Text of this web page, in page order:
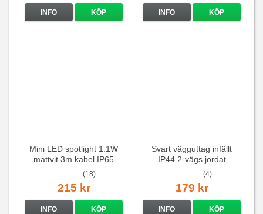
INFO KÖP INFO KÖP
Mini LED spotlight 1.1W
mattvit 3m kabel IP65
(18)
215 kr
INFO KÖP
Svart vägguttag infällt
IP44 2-vägs jordat
(4)
179 kr
INFO KÖP